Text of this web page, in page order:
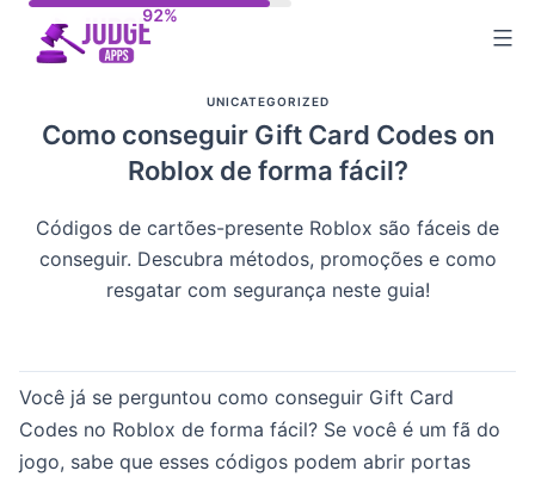
UNICATEGORIZED
Como conseguir Gift Card Codes on
Roblox de forma fácil?
Códigos de cartões-presente Roblox são fáceis de
conseguir. Descubra métodos, promoções e como
resgatar com segurança neste guia!
Você já se perguntou como conseguir Gift Card
Codes no Roblox de forma fácil? Se você é um fã do
jogo, sabe que esses códigos podem abrir portas